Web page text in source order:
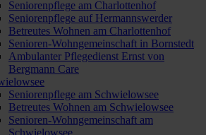
Seniorenpflege am Charlottenhof
Seniorenpflege auf Hermannswerder
Betreutes Wohnen am Charlottenhof
Senioren-Wohngemeinschaft in Bornstedt
Ambulanter Pflegedienst Ernst von
Bergmann Care
Seniorenpflege am Schwielowsee
Betreutes Wohnen am Schwielowsee
Senioren-Wohngemeinschaft am
Schwielowsee